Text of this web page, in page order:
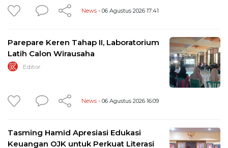
News - 06 Agustus 2026 17:41
Parepare Keren Tahap II, Laboratorium
Latih Calon Wirausaha
Editor
News - 06 Agustus 2026 16:09
Tasming Hamid Apresiasi Edukasi
Keuangan OJK untuk Perkuat Literasi